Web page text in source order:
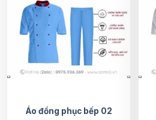
Áo đồng phục bếp 02